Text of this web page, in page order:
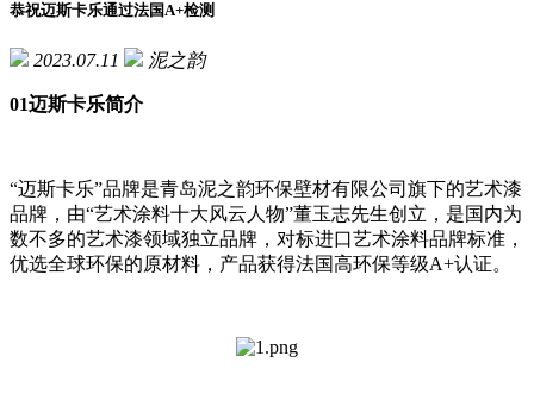
恭祝迈斯卡乐通过法国A+检测
2023.07.11 泥之韵
01迈斯卡乐简介
“迈斯卡乐”品牌是青岛泥之韵环保壁材有限公司旗下的艺术漆
品牌，由“艺术涂料十大风云人物”董玉志先生创立，是国内为
数不多的艺术漆领域独立品牌，对标进口艺术涂料品牌标准，
优选全球环保的原材料，产品获得法国高环保等级A+认证。